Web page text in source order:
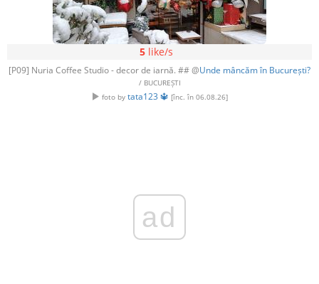
5like/s
[P09] Nuria Coffee Studio - decor de iarnă. ## @Unde mâncăm în București?
/ BUCUREȘTI
foto by tata123 🔱 [înc. în 06.08.26]
ad